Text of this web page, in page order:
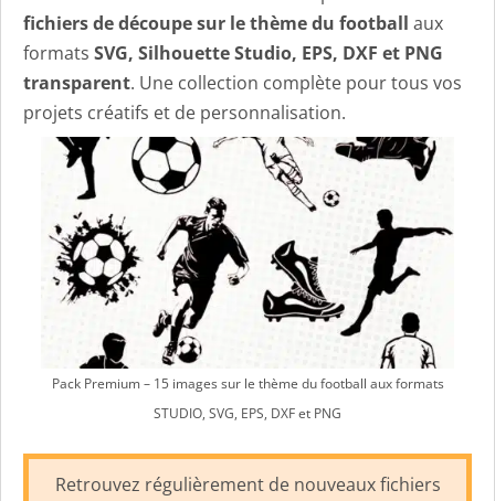
fichiers de découpe sur le thème du football aux
formats SVG, Silhouette Studio, EPS, DXF et PNG
transparent. Une collection complète pour tous vos
projets créatifs et de personnalisation.
Pack Premium – 15 images sur le thème du football aux formats
STUDIO, SVG, EPS, DXF et PNG
Retrouvez régulièrement de nouveaux fichiers